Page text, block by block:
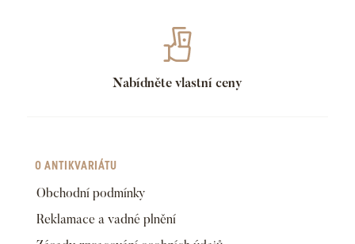
Nabídněte vlastní ceny
O ANTIKVARIÁTU
Obchodní podmínky
Reklamace a vadné plnění